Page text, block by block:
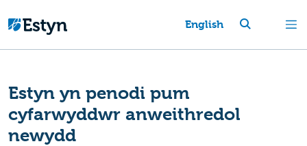
English
Estyn yn penodi pum
cyfarwyddwr anweithredol
newydd